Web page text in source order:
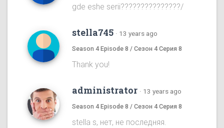
gde eshe serii???????????????/
stella745 · 13 years ago
Season 4 Episode 8 / Сезон 4 Серия 8
Thank you!
administrator · 13 years ago
Season 4 Episode 8 / Сезон 4 Серия 8
stella s, нет, не последняя.